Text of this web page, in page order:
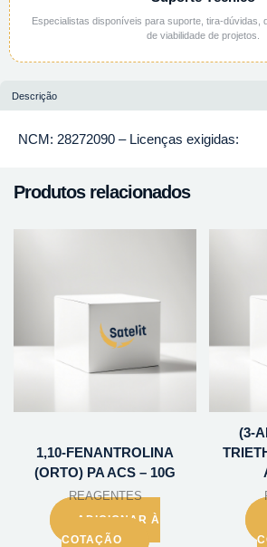
Especialistas disponíveis para suporte, tira-dúvidas,
de viabilidade de projetos.
Descrição
NCM: 28272090 – Licenças exigidas:
Produtos relacionados
1,10-FENANTROLINA
(ORTO) PA ACS – 10G
REAGENTES
ADICIONAR À
COTAÇÃO
(3-